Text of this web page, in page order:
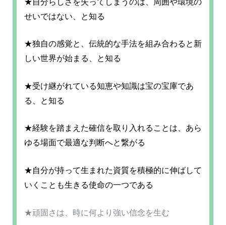
せいではない、と知る
★独自の感覚と、伝統的な手法を組み合わると新
しい世界が始まる、と知る
★受け継がれている知恵や知識は宝の宝庫であ
る、と知る
★経験を踏まえた確信を取り入れることは、あら
ゆる場面で最適な判断へと繋がる
★自分が持って生まれた資質を積極的に伸ばして
いくことも生きる使命の一つである
★頑固さは、時に何より強い信念を生む